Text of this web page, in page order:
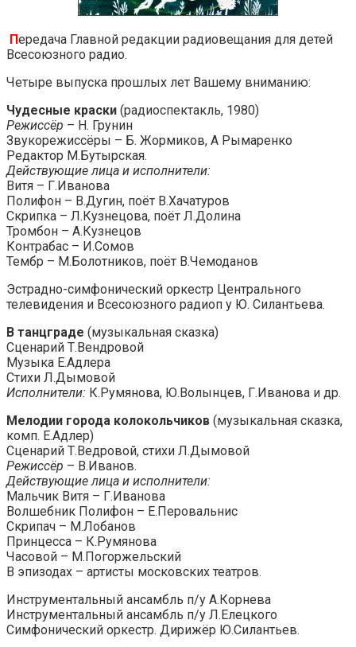
Передача Главной редакции радиовещания для детей
Всесоюзного радио.
Четыре выпуска прошлых лет Вашему вниманию:
Чудесные краски (радиоспектакль, 1980)
Режиссёр – Н. Грунин
Звукорежиссёры – Б. Жормиков, А Рымаренко
Редактор М.Бутырскaя.
Действующие лица и исполнители:
Витя – Г.Иванова
Полифон – В.Дугин, поёт В.Хачатуров
Скрипка – Л.Кузнецова, поёт Л.Долина
Тромбон – А.Кузнецов
Контрабас – И.Сомов
Тембр – М.Болотников, поёт В.Чемоданов
Эстрадно-симфонический оркестр Центрального
телевидения и Всесоюзного радиоп у Ю. Силантьева.
В танцграде (музыкальная сказка)
Сценарий Т.Вендровой
Музыка Е.Адлера
Стихи Л.Дымовой
Исполнители: К.Румянова, Ю.Волынцев, Г.Иванова и др.
Мелодии города колокольчиков (музыкальная сказка,
комп. Е.Адлер)
Сценарий Т.Ведровой, стихи Л.Дымовой
Режиссёр – В.Иванов.
Действующие лица и исполнители:
Мальчик Витя – Г.Иванова
Волшебник Полифон – Е.Перовальнис
Скрипач – М.Лобанов
Принцесса – К.Румянова
Часовой – М.Погоржельский
В эпизодах – артисты московских театров.
Инструментальный ансамбль п/у А.Корнева
Инструментальный ансамбль п/у Л.Елецкого
Симфонический оркестр. Дирижёр Ю.Силантьев.